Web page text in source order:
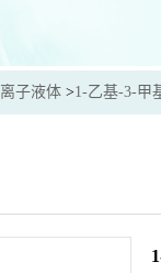
离子液体 >1-乙基-3-甲